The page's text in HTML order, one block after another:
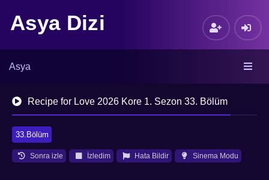
Asya Dizi
Asya
Recipe for Love 2026 Kore 1. Sezon 33. Bölüm
33.Bölüm
Sonra izle İzledim Hata Bildir Sinema Modu